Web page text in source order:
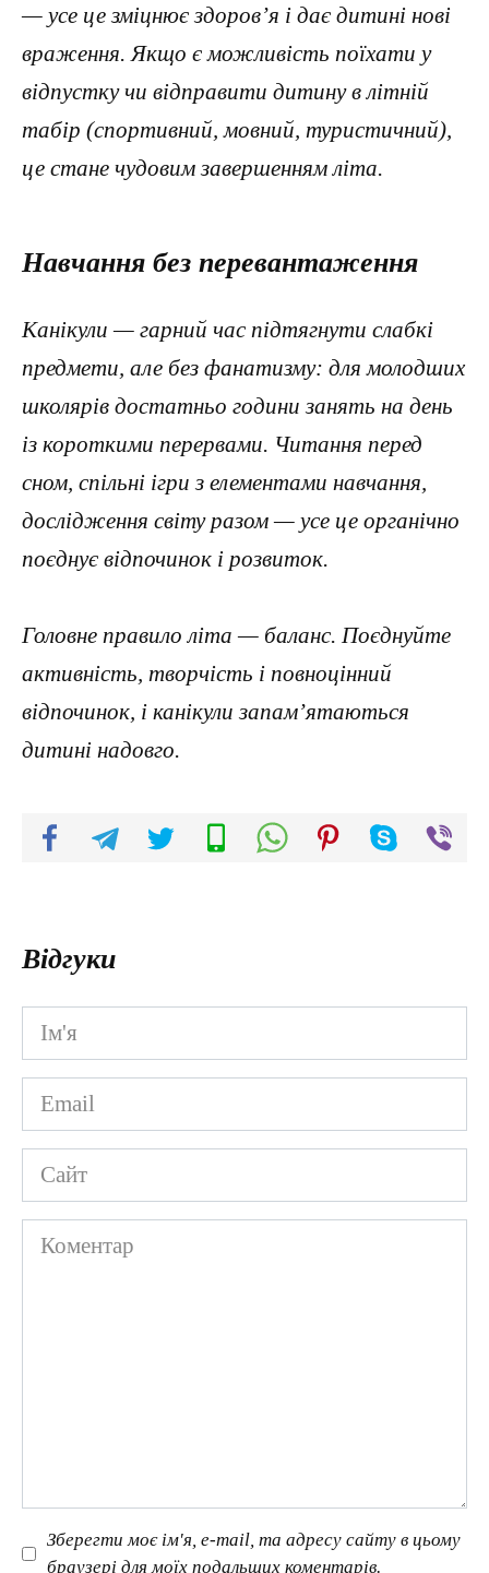
— усе це зміцнює здоров’я і дає дитині нові
враження. Якщо є можливість поїхати у
відпустку чи відправити дитину в літній
табір (спортивний, мовний, туристичний),
це стане чудовим завершенням літа.
Навчання без перевантаження
Канікули — гарний час підтягнути слабкі
предмети, але без фанатизму: для молодших
школярів достатньо години занять на день
із короткими перервами. Читання перед
сном, спільні ігри з елементами навчання,
дослідження світу разом — усе це органічно
поєднує відпочинок і розвиток.
Головне правило літа — баланс. Поєднуйте
активність, творчість і повноцінний
відпочинок, і канікули запам’ятаються
дитині надовго.
Відгуки
Ім'я
*
Email
*
Сайт
Коментар
Зберегти моє ім'я, e-mail, та адресу сайту в цьому
браузері для моїх подальших коментарів.